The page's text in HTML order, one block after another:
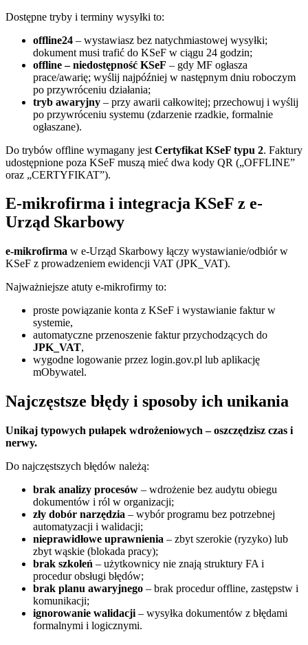
Dostępne tryby i terminy wysyłki to:
offline24 – wystawiasz bez natychmiastowej wysyłki;
dokument musi trafić do KSeF w ciągu 24 godzin;
offline – niedostępność KSeF – gdy MF ogłasza
prace/awarię; wyślij najpóźniej w następnym dniu roboczym
po przywróceniu działania;
tryb awaryjny – przy awarii całkowitej; przechowuj i wyślij
po przywróceniu systemu (zdarzenie rzadkie, formalnie
ogłaszane).
Do trybów offline wymagany jest Certyfikat KSeF typu 2. Faktury
udostępnione poza KSeF muszą mieć dwa kody QR („OFFLINE”
oraz „CERTYFIKAT”).
E-mikrofirma i integracja KSeF z e-
Urząd Skarbowy
e-mikrofirma w e-Urząd Skarbowy łączy wystawianie/odbiór w
KSeF z prowadzeniem ewidencji VAT (JPK_VAT).
Najważniejsze atuty e-mikrofirmy to:
proste powiązanie konta z KSeF i wystawianie faktur w
systemie,
automatyczne przenoszenie faktur przychodzących do
JPK_VAT,
wygodne logowanie przez login.gov.pl lub aplikację
mObywatel.
Najczęstsze błędy i sposoby ich unikania
Unikaj typowych pułapek wdrożeniowych – oszczędzisz czas i
nerwy.
Do najczęstszych błędów należą:
brak analizy procesów – wdrożenie bez audytu obiegu
dokumentów i ról w organizacji;
zły dobór narzędzia – wybór programu bez potrzebnej
automatyzacji i walidacji;
nieprawidłowe uprawnienia – zbyt szerokie (ryzyko) lub
zbyt wąskie (blokada pracy);
brak szkoleń – użytkownicy nie znają struktury FA i
procedur obsługi błędów;
brak planu awaryjnego – brak procedur offline, zastępstw i
komunikacji;
ignorowanie walidacji – wysyłka dokumentów z błędami
formalnymi i logicznymi.